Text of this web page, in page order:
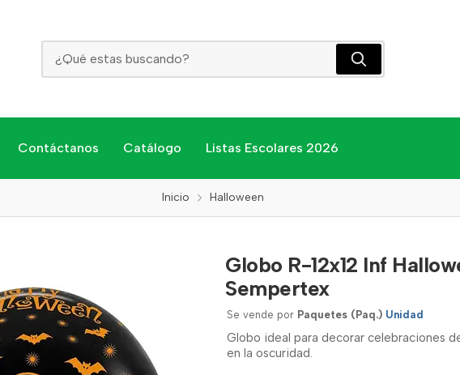
Contáctanos Catálogo Listas Escolares 2026
Inicio Halloween
Globo R-12x12 Inf
Sempertex
Se vende por Paquetes (Paq.) Unidad
Globo ideal para decorar celebraciones
en la oscuridad.